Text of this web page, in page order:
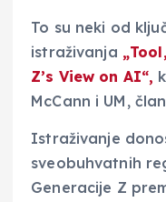
To su neki od
istraživanja
Z’s View on AI“,
McCann i UM,
Istraživanje
sveobuhvatnih
Generacije Z